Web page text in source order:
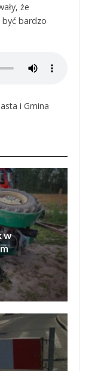
że
bardzo
i Gmina
w